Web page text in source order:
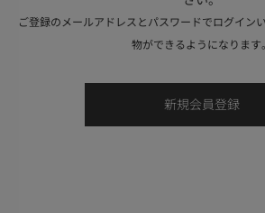
ご登録のメールアドレスとパスワードでログイン
物ができるようになります。